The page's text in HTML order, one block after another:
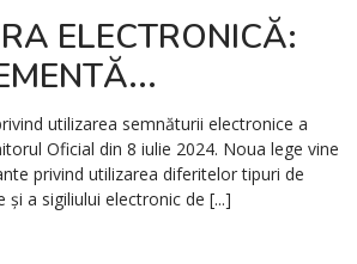
ELECTRONICĂ:
utilizarea semnăturii electronice a
Oficial din 8 iulie 2024. Noua lege vine
privind utilizarea diferitelor tipuri de
a sigiliului electronic de [...]